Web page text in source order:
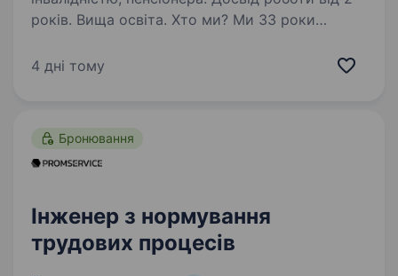
років. Вища освіта. Хто ми? Ми 33 роки
Лідери по будівництву банківських сховищ ІІ-
4 дні тому
Бронювання
Інженер з нормування
трудових процесів